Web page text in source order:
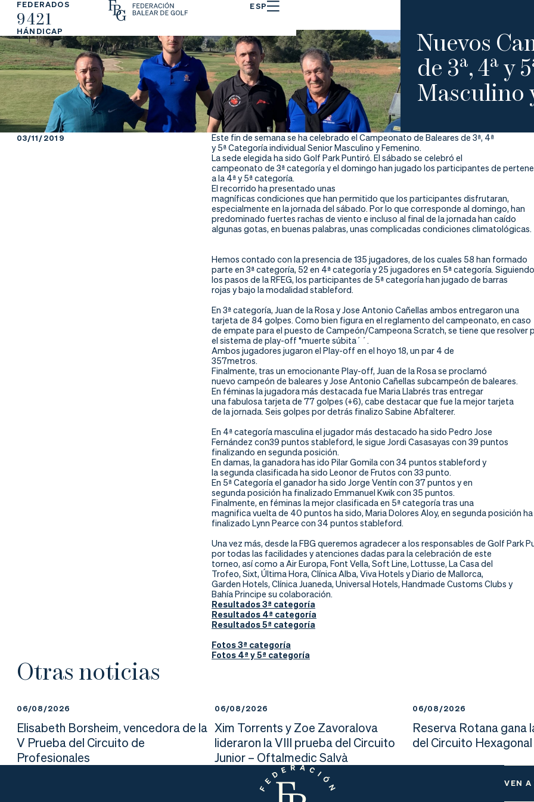
FEDERADOS
9421
HÁNDICAP
ESP
La
Fe
de
ra
ci
Fe
de
ra
rs
e
Ju
ga
r
Nuevos
de 3ª, 4ª y
Masculino
03/11/2019
Este fin de semana se ha celebrado el Campeonato de Baleares de 3ª, 4ª
y 5ª Categoría individual Senior Masculino y Femenino.
La sede elegida ha sido Golf Park Puntiró. El sábado se celebró el
campeonato de 3ª categoría y el domingo han jugado los participantes de
a la 4ª y 5ª categoría.
El recorrido ha presentado unas
magníficas condiciones que han permitido que los participantes disfrutaran,
especialmente en la jornada del sábado. Por lo que corresponde al domingo, han
predominado fuertes rachas de viento e incluso al final de la jornada han caído
algunas gotas, en buenas palabras, unas complicadas condiciones climatológicas.
Hemos contado con la presencia de 135 jugadores, de los cuales 58 han formado
parte en 3ª categoría, 52 en 4ª categoría y 25 jugadores en 5ª categoría. Siguiendo
los pasos de la RFEG, los participantes de 5ª categoría han jugado de barras
rojas y bajo la modalidad stableford.
En 3ª categoría, Juan de la Rosa y Jose Antonio Cañellas ambos entregaron una
tarjeta de 84 golpes. Como bien figura en el reglamento del campeonato, en caso
de empate para el puesto de Campeón/Campeona Scratch, se tiene que resolver
el sistema de play-off “muerte súbita´´.
Ambos jugadores jugaron el Play-off en el hoyo 18, un par 4 de
357metros.
Finalmente, tras un emocionante Play-off, Juan de la Rosa se proclamó
nuevo campeón de baleares y Jose Antonio Cañellas subcampeón de baleares.
En féminas la jugadora más destacada fue Maria Llabrés tras entregar
una fabulosa tarjeta de 77 golpes (+6), cabe destacar que fue la mejor tarjeta
de la jornada. Seis golpes por detrás finalizo Sabine Abfalterer.
En 4ª categoría masculina el jugador más destacado ha sido Pedro Jose
Fernández con39 puntos stableford, le sigue Jordi Casasayas con 39 puntos
finalizando en segunda posición.
En damas, la ganadora has ido Pilar Gomila con 34 puntos stableford y
la segunda clasificada ha sido Leonor de Frutos con 33 punto.
En 5ª Categoría el ganador ha sido Jorge Ventín con 37 puntos y en
segunda posición ha finalizado Emmanuel Kwik con 35 puntos.
Finalmente, en féminas la mejor clasificada en 5ª categoría tras una
magnifica vuelta de 40 puntos ha sido, Maria Dolores Aloy, en segunda posición ha
finalizado Lynn Pearce con 34 puntos stableford.
Una vez más, desde la FBG queremos agradecer a los responsables de Golf Park
por todas las facilidades y atenciones dadas para la celebración de este
torneo, así como a Air Europa, Font Vella, Soft Line, Lottusse, La Casa del
Trofeo, Sixt, Última Hora, Clínica Alba, Viva Hotels y Diario de Mallorca,
Garden Hotels, Clínica Juaneda, Universal Hotels, Handmade Customs Clubs y
Bahía Principe su colaboración.
Resultados 3ª categoría
Resultados 4ª categoría
Resultados 5ª categoría
Fotos 3ª categoría
Fotos 4ª y 5ª categoría
Otras noticias
06/08/2026
Elisabeth Borsheim, vencedora de la
V Prueba del Circuito de
Profesionales
06/08/2026
Xim Torrents y Zoe Zavoralova
lideraron la VIII prueba del Circuito
Junior – Oftalmedic Salvà
06/08/2026
Reserva Rotana gana
del Circuito
VEN A